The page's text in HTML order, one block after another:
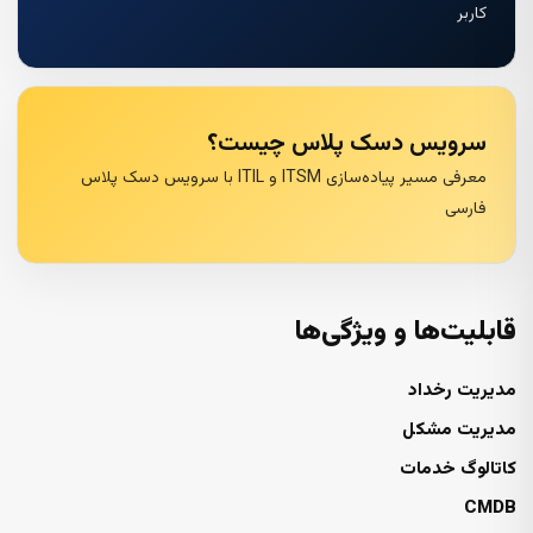
کاربر
سرویس دسک پلاس چیست؟
معرفی مسیر پیاده‌سازی ITSM و ITIL با سرویس دسک پلاس
فارسی
قابلیت‌ها و ویژگی‌ها
مدیریت رخداد
مدیریت مشکل
کاتالوگ خدمات
CMDB